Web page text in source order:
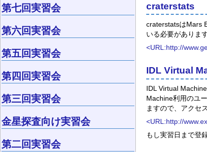
craterstats
craterstatsはMars
いる必要がありま
<URL:http://
IDL Virtual
IDL Virtual
Machine利用のユ
ますので、アクセ
<URL:http://
もし実習日まで登
第七回実習会
第六回実習会
第五回実習会
第四回実習会
第三回実習会
金星探査向け実習会
第二回実習会